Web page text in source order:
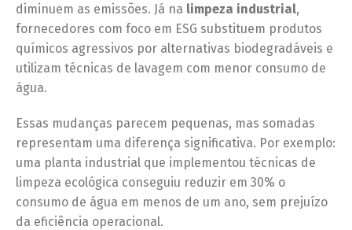
diminuem as emissões. Já na limpeza industrial,
fornecedores com foco em ESG substituem produtos
químicos agressivos por alternativas biodegradáveis e
utilizam técnicas de lavagem com menor consumo de
água.
Essas mudanças parecem pequenas, mas somadas
representam uma diferença significativa. Por exemplo:
uma planta industrial que implementou técnicas de
limpeza ecológica conseguiu reduzir em 30% o
consumo de água em menos de um ano, sem prejuízo
da eficiência operacional.